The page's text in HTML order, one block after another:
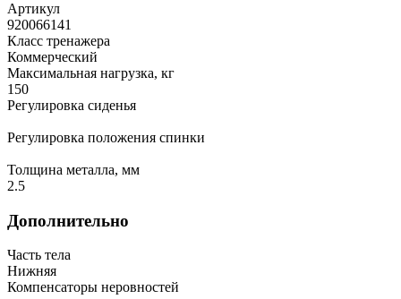
Артикул
920066141
Класс тренажера
Коммерческий
Максимальная нагрузка, кг
150
Регулировка сиденья
Регулировка положения спинки
Толщина металла, мм
2.5
Дополнительно
Часть тела
Нижняя
Компенсаторы неровностей